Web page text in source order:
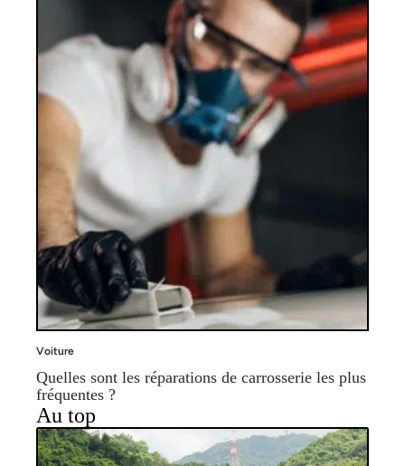
Voiture
Quelles sont les réparations de carrosserie les plus
fréquentes ?
Au top